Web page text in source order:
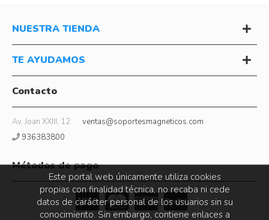
NUESTRA TIENDA
TE AYUDAMOS
Contacto
Av. Joan XXIII, 12
ventas@soportesmagneticos.com
936383800
Métodos de pago
Este portal web únicamente utiliza cookies
propias con finalidad técnica, no recaba ni cede
datos de carácter personal de los usuarios sin su
conocimiento. Sin embargo, contiene enlaces a